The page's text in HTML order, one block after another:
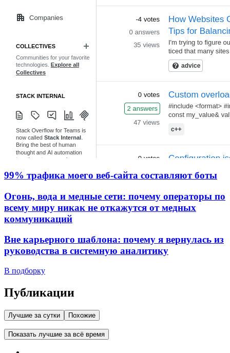
99% трафика моего веб‑сайта составляют боты
Огонь, вода и медные сети: почему операторы по
всему миру никак не откажутся от медных
коммуникаций
Вне карьерного шаблона: почему я вернулась из
руководства в системную аналитику
В подборку
Публикации
Лучшие за сутки Похожие
Показать лучшие за всё время